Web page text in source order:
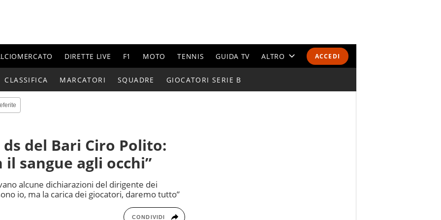
ACCEDI
DIRETTE LIVE F1 MOTO TENNIS GUIDA TV ALTRO
CLASSIFICA MARCATORI SQUADRE GIOCATORI SERIE B
del Bari Ciro Polito:
il sangue agli occhi”
alcune dichiarazioni del dirigente dei
io, ma la carica dei giocatori, daremo tutto”
CONDIVIDI